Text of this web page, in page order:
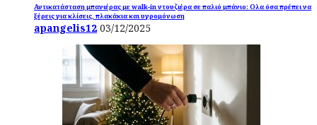
Αντικατάσταση μπανιέρας με walk-in ντουζιέρα σε παλιό μπάνιο: Ολα όσα πρέπει να
ξέρεις για κλίσεις, πλακάκια και υγρομόνωση
apangelis12 03/12/2025